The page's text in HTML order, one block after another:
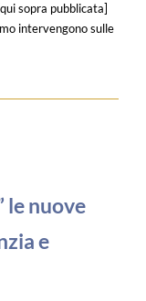
sopra pubblicata]
intervengono sulle
le nuove
e